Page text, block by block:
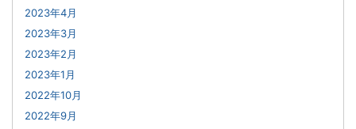
2023年4月
2023年3月
2023年2月
2023年1月
2022年10月
2022年9月